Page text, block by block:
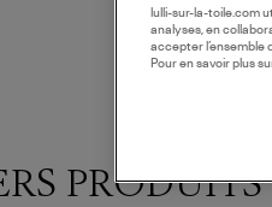
lulli-sur-la-toile.com
analyses, en
accepter l’ensemble
Pour en savoir plus